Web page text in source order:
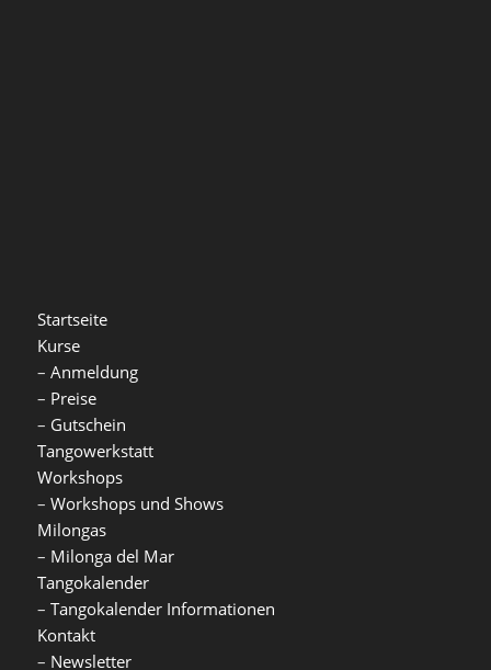
Startseite
Kurse
– Anmeldung
– Preise
– Gutschein
Tangowerkstatt
Workshops
– Workshops und Shows
Milongas
– Milonga del Mar
Tangokalender
– Tangokalender Informationen
Kontakt
– Newsletter